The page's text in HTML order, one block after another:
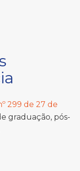
299 de 27 de
graduação, pós-